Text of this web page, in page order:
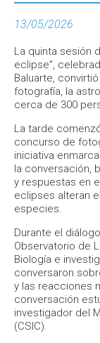
13/05/2026
La quinta sesión
eclipse”,
Baluarte,
fotografía, la
cerca de 300
La tarde
concurso de
iniciativa
la conversación,
y respuestas en
eclipses alteran
especies.
Durante el
Observatorio de
Biología e
conversaron
y las reacciones
conversación
investigador del
(CSIC).